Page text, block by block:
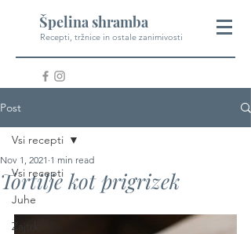
Špelina shramba
Recepti, tržnice in ostale zanimivosti
Post
Vsi recepti
Juhe
Zajtrk
Vsi recepti
Tortilje kot prigrizek
Nov 1, 2021 1 min read